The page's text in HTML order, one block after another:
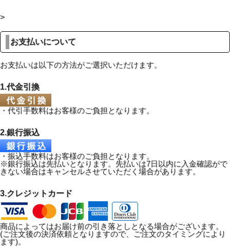
>
お支払いについて
お支払いは以下の方法がご選択いただけます。
1.代金引換
・代引手数料はお客様のご負担となります。
2.銀行振込
・振込手数料はお客様のご負担となります。
※銀行振込は先払いとなります。先払いは7日以内に入金確認がで
きない場合はキャンセルさせていただく場合があります。
3.クレジットカード
商品によってはお届け前の引き落としとなる場合がございます。
(ご注文後の決済依頼となりますので、ご注文のタイミングにより
ます)。